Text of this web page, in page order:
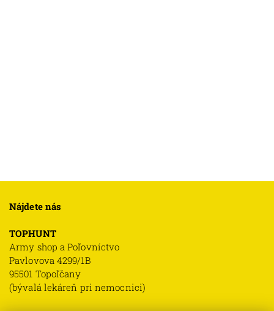
Nájdete nás
TOPHUNT
Army shop a Poľovníctvo
Pavlovova 4299/1B
95501 Topoľčany
(bývalá lekáreň pri nemocnici)